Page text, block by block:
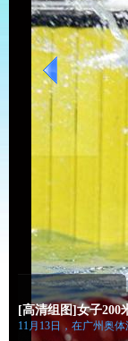
[高清组图]女子200
11月13日，在广州奥